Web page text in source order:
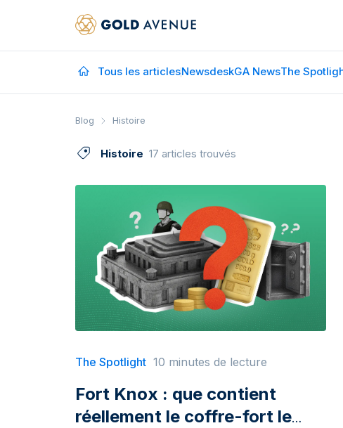
Tous les articlesNewsdeskGA NewsThe
Blog Histoire
Histoire 17 articles trouvés
The Spotlight 10 minutes de lecture
Fort Knox : que contient
réellement le coffre-fort le